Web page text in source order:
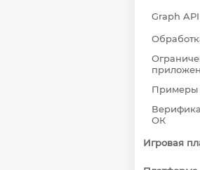
Graph API
Примеры
ОК
Игровая